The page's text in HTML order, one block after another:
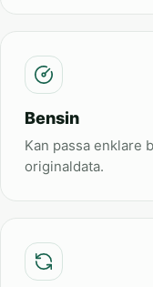
Bensin
Kan passa enklare
originaldata.